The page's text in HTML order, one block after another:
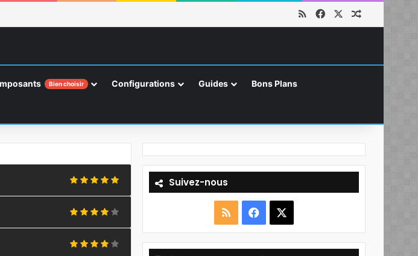
RSS Facebook
Bien choisir Configurations Guides Bons Plans
Suivez-nous
S
a